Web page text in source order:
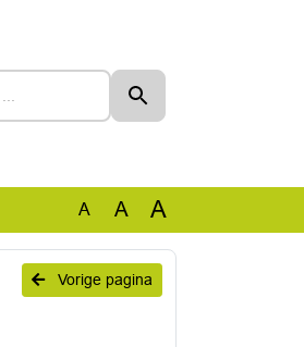
A A A
Vorige pagina